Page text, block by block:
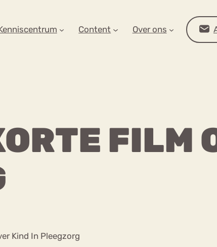
Content Over ons
FILM
Kind In Pleegzorg
OP ZOEK?